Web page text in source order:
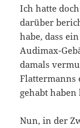
Ich hatte
darüber
habe, dass
Audimax-
damals
Flattermanns
gehabt haben
Nun, in der